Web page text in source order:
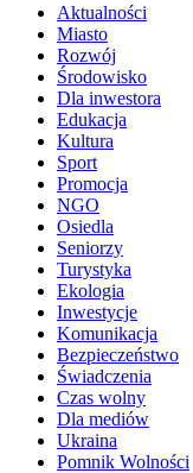
Aktualności
Miasto
Rozwój
Środowisko
Dla inwestora
Edukacja
Kultura
Sport
Promocja
NGO
Osiedla
Seniorzy
Turystyka
Ekologia
Inwestycje
Komunikacja
Bezpieczeństwo
Świadczenia
Czas wolny
Dla mediów
Ukraina
Pomnik Wolności